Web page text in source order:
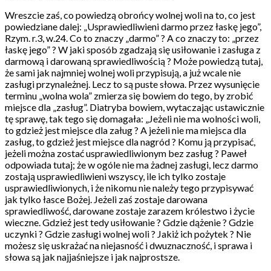
Wreszcie zaś, co powiedzą obrońcy wolnej woli na to, co jest
powiedziane dalej: „Usprawiedliwieni darmo przez łaskę jego”,
Rzym. r.3, w.24. Co to znaczy „darmo” ? A co znaczy to: „przez
łaskę jego” ? W jaki sposób zgadzają się usiłowanie i zasługa z
darmową i darowaną sprawiedliwością ? Może powiedzą tutaj,
że sami jak najmniej wolnej woli przypisują, a już wcale nie
zasługi przynależnej. Lecz to są puste słowa. Przez wysunięcie
terminu „wolna wola” zmierza się bowiem do tego, by zrobić
miejsce dla „zasług”. Diatryba bowiem, wytaczając ustawicznie
tę sprawę, tak tego się domagała: „Jeżeli nie ma wolności woli,
to gdzież jest miejsce dla załug ? A jeżeli nie ma miejsca dla
zasług, to gdzież jest miejsce dla nagród ? Komu ją przypisać,
jeżeli można zostać usprawiedliwionym bez zasług ? Paweł
odpowiada tutaj; że w ogóle nie ma żadnej zasługi, lecz darmo
zostają usprawiedliwieni wszyscy, ile ich tylko zostaje
usprawiedliwionych, i że nikomu nie należy tego przypisywać
jak tylko łasce Bożej. Jeżeli zaś zostaje darowana
sprawiedliwość, darowane zostaje zarazem królestwo i życie
wieczne. Gdzież jest tedy usiłowanie ? Gdzie dążenie ? Gdzie
uczynki ? Gdzie zasługi wolnej woli ? Jakiż ich pożytek ? Nie
możesz się uskrażać na niejasność i dwuznaczność, i sprawa i
słowa są jak najjaśniejsze i jak najprostsze.